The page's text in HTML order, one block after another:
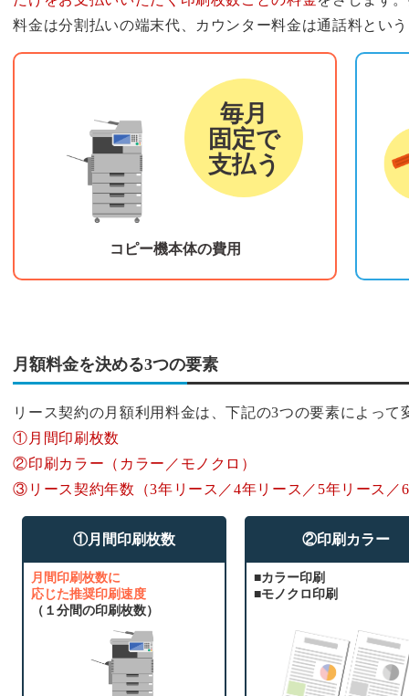
料金は分割払いの端末代、カウンター料金は通話料とい
毎月
固定で
支払う
コピー機本体の費用
月額料金を決める3つの要素
リース契約の月額利用料金は、下記の3つの要素によって
①月間印刷枚数
②印刷カラー（カラー／モノクロ）
③リース契約年数（3年リース／4年リース／5年リース／
①月間印刷枚数
月間印刷枚数に
応じた推奨印刷速度
（１分間の印刷枚数）
②印刷カラー
■カラー印刷
■モノクロ印刷